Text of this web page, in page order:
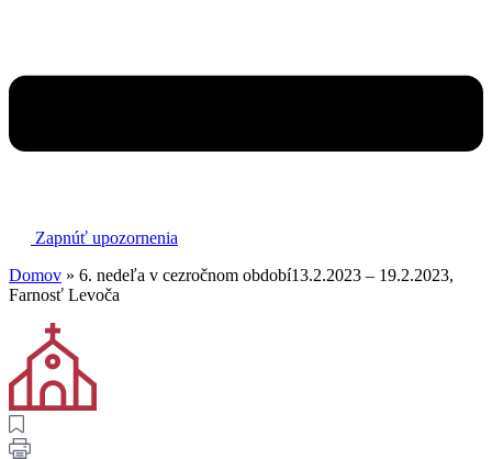
Zapnúť upozornenia
Domov » 6. nedeľa v cezročnom období13.2.2023 – 19.2.2023,
Farnosť Levoča